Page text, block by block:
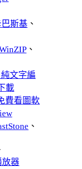
斯基 、
、
文字編
載
費看圖軟
、
放器